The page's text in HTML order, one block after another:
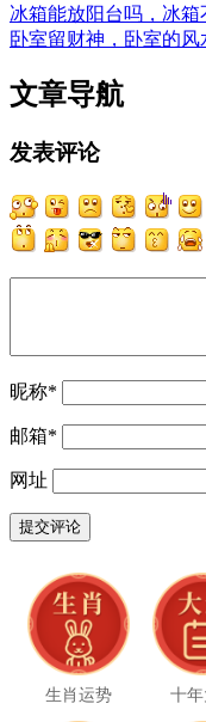
冰箱能放阳台吗，冰
卧室留财神，卧室的
文章导航
发表评论
昵称*
邮箱*
网址
生肖运势 十